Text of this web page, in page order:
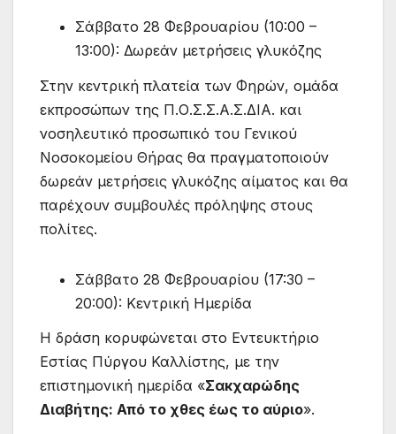
Σάββατο 28 Φεβρουαρίου (10:00 –
13:00): Δωρεάν μετρήσεις γλυκόζης
Στην κεντρική πλατεία των Φηρών, ομάδα
εκπροσώπων της Π.Ο.Σ.Σ.Α.Σ.ΔΙΑ. και
νοσηλευτικό προσωπικό του Γενικού
Νοσοκομείου Θήρας θα πραγματοποιούν
δωρεάν μετρήσεις γλυκόζης αίματος και θα
παρέχουν συμβουλές πρόληψης στους
πολίτες.
Σάββατο 28 Φεβρουαρίου (17:30 –
20:00): Κεντρική Ημερίδα
Η δράση κορυφώνεται στο Εντευκτήριο
Εστίας Πύργου Καλλίστης, με την
επιστημονική ημερίδα «Σακχαρώδης
Διαβήτης: Από το χθες έως το αύριο».